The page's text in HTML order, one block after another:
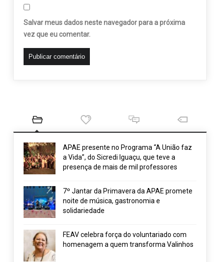
Salvar meus dados neste navegador para a próxima
vez que eu comentar.
APAE presente no Programa “A União faz
a Vida”, do Sicredi Iguaçu, que teve a
presença de mais de mil professores
7º Jantar da Primavera da APAE promete
noite de música, gastronomia e
solidariedade
FEAV celebra força do voluntariado com
homenagem a quem transforma Valinhos